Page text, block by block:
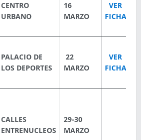
CENTRO
URBANO
16
MARZO
VER
FICHA
PALACIO DE
LOS DEPORTES
22
MARZO
VER
FICHA
CALLES
ENTRENUCLEOS
29-30
MARZO